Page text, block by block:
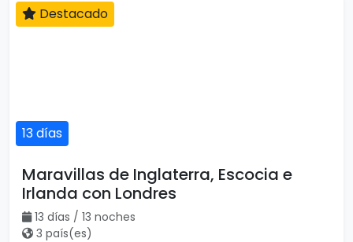
13 días
Destacado
Maravillas de Inglaterra, Escocia e
Irlanda con Londres
13 días / 13 noches
3 país(es)